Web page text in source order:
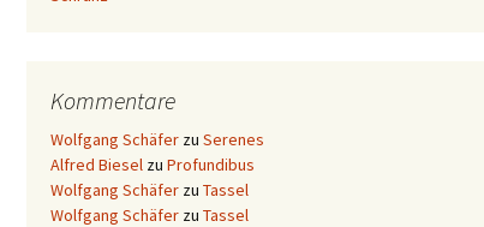
Kommentare
Wolfgang Schäfer zu Serenes
Alfred Biesel zu Profundibus
Wolfgang Schäfer zu Tassel
Wolfgang Schäfer zu Tassel